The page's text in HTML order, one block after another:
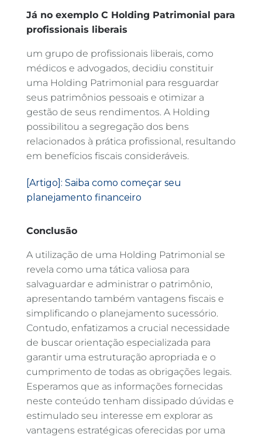
Já no exemplo C Holding Patrimonial para
profissionais liberais
um grupo de profissionais liberais, como
médicos e advogados, decidiu constituir
uma Holding Patrimonial para resguardar
seus patrimônios pessoais e otimizar a
gestão de seus rendimentos. A Holding
possibilitou a segregação dos bens
relacionados à prática profissional, resultando
em benefícios fiscais consideráveis.
[Artigo]: Saiba como começar seu
planejamento financeiro
Conclusão
A utilização de uma Holding Patrimonial se
revela como uma tática valiosa para
salvaguardar e administrar o patrimônio,
apresentando também vantagens fiscais e
simplificando o planejamento sucessório.
Contudo, enfatizamos a crucial necessidade
de buscar orientação especializada para
garantir uma estruturação apropriada e o
cumprimento de todas as obrigações legais.
Esperamos que as informações fornecidas
neste conteúdo tenham dissipado dúvidas e
estimulado seu interesse em explorar as
vantagens estratégicas oferecidas por uma